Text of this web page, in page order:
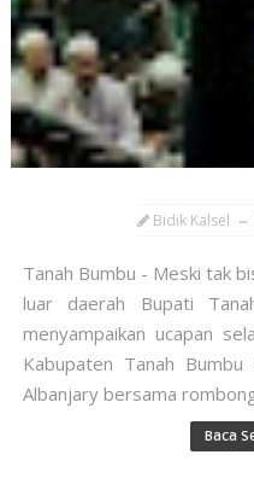
Bidik Kalsel
Tanah Bumbu - Meski tak
luar daerah Bupati
menyampaikan ucapan
Kabupaten Tanah
Albanjary bersama
Baca